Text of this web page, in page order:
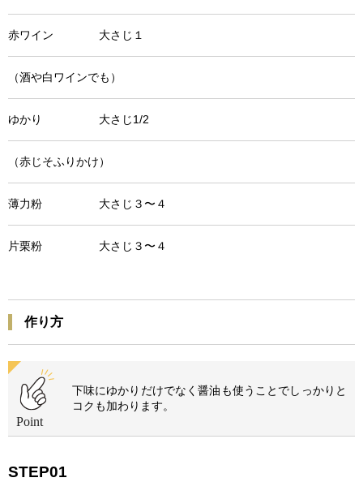
赤ワイン 大さじ１
（酒や白ワインでも）
ゆかり 大さじ1/2
（赤じそふりかけ）
薄力粉 大さじ３〜４
片栗粉 大さじ３〜４
作り方
下味にゆかりだけでなく醤油も使うことでしっかりと
コクも加わります。
STEP01